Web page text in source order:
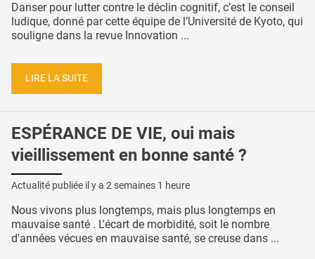
Danser pour lutter contre le déclin cognitif, c’est le conseil
ludique, donné par cette équipe de l’Université de Kyoto, qui
souligne dans la revue Innovation ...
LIRE LA SUITE
ESPÉRANCE DE VIE, oui mais
vieillissement en bonne santé ?
Actualité publiée il y a 2 semaines 1 heure
Nous vivons plus longtemps, mais plus longtemps en
mauvaise santé . L'écart de morbidité, soit le nombre
d'années vécues en mauvaise santé, se creuse dans ...